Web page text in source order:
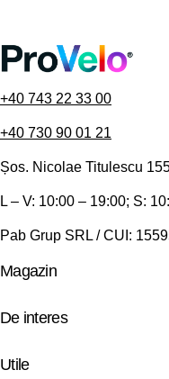
+40 743 22 33 00
+40 730 90 01 21
Șos. Nicolae Titulescu
L – V: 10:00 – 19:00; S:
Pab Grup SRL / CUI:
Magazin
De interes
Utile